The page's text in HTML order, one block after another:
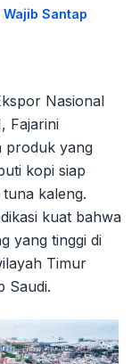
Santap
Nasional
Fajarini
produk yang
kopi siap
kaleng.
kuat bahwa
yang tinggi di
Timur
Saudi.